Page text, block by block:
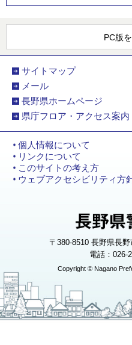
PC版
サイトマップ
メール
長野県ホームページ
県庁フロア・アクセス案内
個人情報について
リンクについて
このサイトの考え方
ウェブアクセシビリティ方
〒380-8510 長野県長
電話：026-
Copyright © Nagano